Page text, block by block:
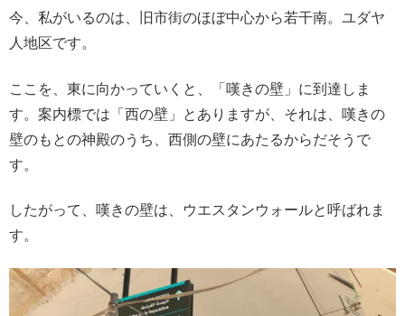
今、私がいるのは、旧市街のほぼ中心から若干南。ユダヤ
人地区です。
ここを、東に向かっていくと、「嘆きの壁」に到達しま
す。案内標では「西の壁」とありますが、それは、嘆きの
壁のもとの神殿のうち、西側の壁にあたるからだそうで
す。
したがって、嘆きの壁は、ウエスタンウォールと呼ばれま
す。